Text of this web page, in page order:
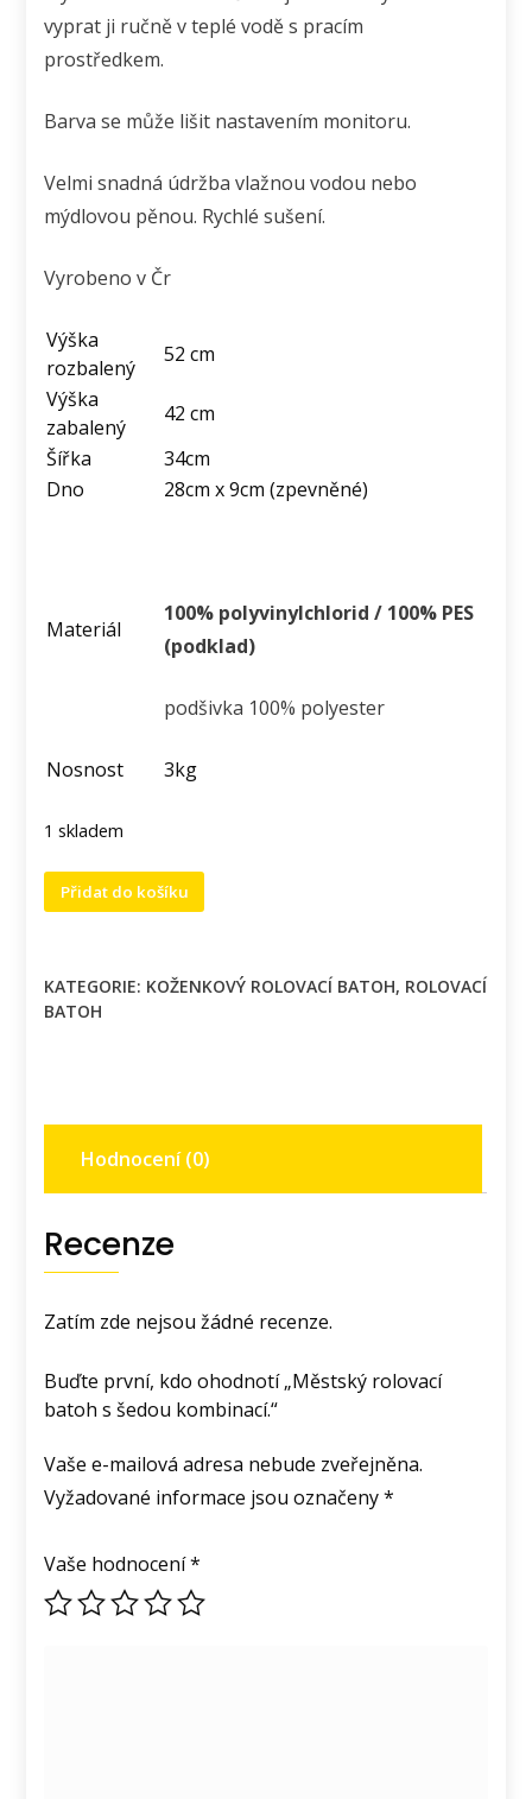
vyprat ji ručně v teplé vodě s pracím
prostředkem.
Barva se může lišit nastavením monitoru.
Velmi snadná údržba vlažnou vodou nebo
mýdlovou pěnou. Rychlé sušení.
Vyrobeno v Čr
Výška
rozbalený
52 cm
Výška
zabalený
42 cm
Šířka
34cm
Dno
28cm x 9cm (zpevněné)
Materiál
100% polyvinylchlorid / 100% PES
(podklad)
podšivka 100% polyester
Nosnost 3kg
1 skladem
Městský
rolovací
šedou
Přidat do košíku
KATEGORIE: KOŽENKOVÝ ROLOVACÍ BATOH, ROLOVACÍ
BATOH
Hodnocení (0)
Recenze
Zatím zde nejsou žádné recenze.
Buďte první, kdo ohodnotí „Městský rolovací
batoh s šedou kombinací.“
Vaše e-mailová adresa nebude zveřejněna.
Vyžadované informace jsou označeny*
Vaše hodnocení*